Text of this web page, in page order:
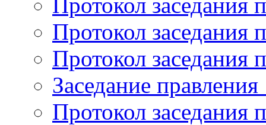
Протокол заседания
Протокол заседания
Заседание
Протокол заседания